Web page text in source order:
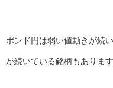
ポンド円は弱い値動きが続
が続いている銘柄もあります